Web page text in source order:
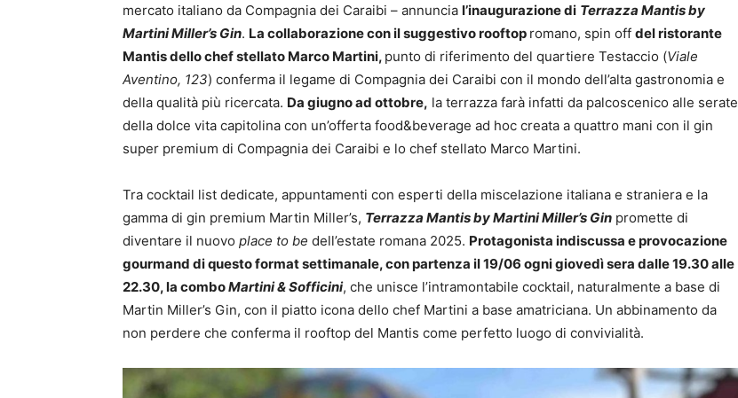
mercato italiano da Compagnia dei Caraibi – annuncia l’inaugurazione di Terrazza Mantis by
Martini Miller’s Gin. La collaborazione con il suggestivo rooftop romano, spin off del ristorante
Mantis dello chef stellato Marco Martini, punto di riferimento del quartiere Testaccio (Viale
Aventino, 123) conferma il legame di Compagnia dei Caraibi con il mondo dell’alta gastronomia e
della qualità più ricercata. Da giugno ad ottobre, la terrazza farà infatti da palcoscenico alle serate
della dolce vita capitolina con un’offerta food&beverage ad hoc creata a quattro mani con il gin
super premium di Compagnia dei Caraibi e lo chef stellato Marco Martini.
Tra cocktail list dedicate, appuntamenti con esperti della miscelazione italiana e straniera e la
gamma di gin premium Martin Miller’s, Terrazza Mantis by Martini Miller’s Gin promette di
diventare il nuovo place to be dell’estate romana 2025. Protagonista indiscussa e provocazione
gourmand di questo format settimanale, con partenza il 19/06 ogni giovedì sera dalle 19.30 alle
22.30, la comboMartini & Sofficini, che unisce l’intramontabile cocktail, naturalmente a base di
Martin Miller’s Gin, con il piatto icona dello chef Martini a base amatriciana. Un abbinamento da
non perdere che conferma il rooftop del Mantis come perfetto luogo di convivialità.